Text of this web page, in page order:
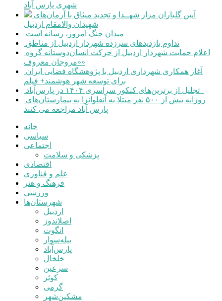
شهری پارس آباد
شهیدان والامقام اردبیل
میدان جنگ امروز، رسانه است
تداوم بازدیدهای سرزده شهردار اردبیل از مناطق
«مروجان معروف»
برای توسعه شهر هوشمند+ فیلم
پارس آباد مراجعه می کنند
خانه
سیاسی
اجتماعی
پزشکی و سلامت
اقتصادی
علم و فناوری
فرهنگ و هنر
ورزشی
شهرستان‌ها
اردبیل
اصلاندوز
انگوت
بیله‌سوار
پارس‌آباد
خلخال
سرعین
کوثر
گرمی
مشکین‌شهر